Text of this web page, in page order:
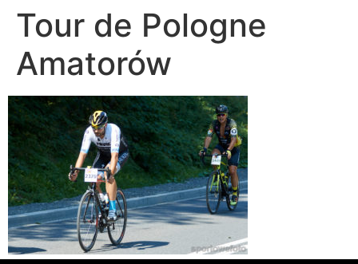
Tour de Pologne
Amatorów